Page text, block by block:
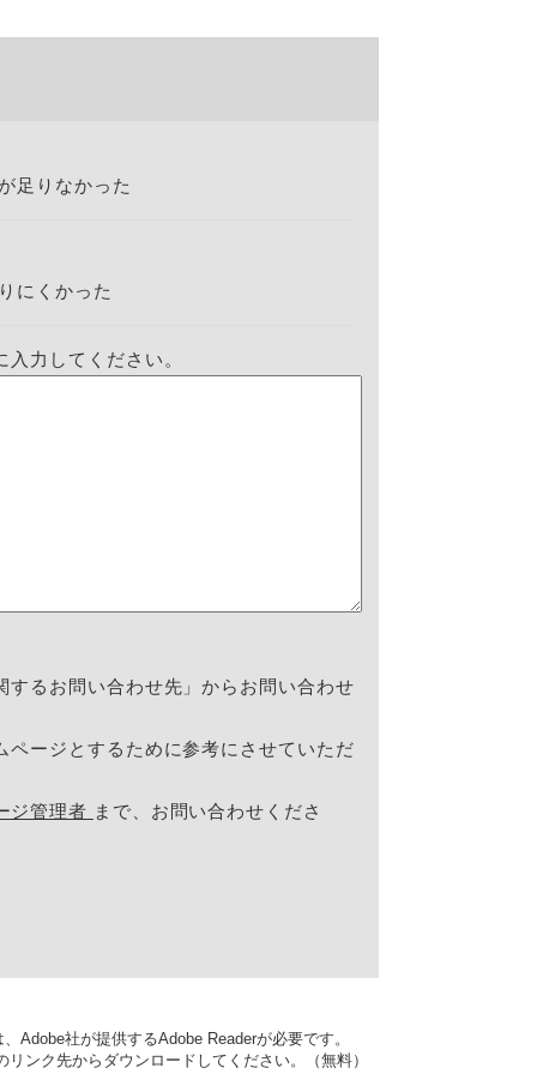
足りなかった
にくかった
力してください。
るお問い合わせ先」からお問い合わせ
ージとするために参考にさせていただ
ジ管理者 まで、お問い合わせくださ
Adobe社が提供するAdobe Readerが必要です。
ンク先からダウンロードしてください。（無料）